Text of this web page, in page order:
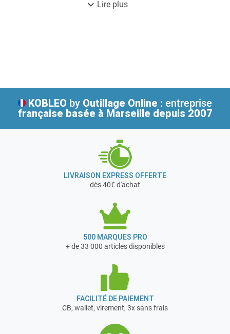
expand_more Lire plus
KOBLEO by Outillage Online : entreprise
française basée à Marseille depuis 2007
LIVRAISON EXPRESS OFFERTE
dès 40€ d'achat
500 MARQUES PRO
+ de 33 000 articles disponibles
FACILITÉ DE PAIEMENT
CB, wallet, virement, 3x sans frais